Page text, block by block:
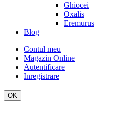
Ghiocei
Oxalis
Eremurus
Blog
Contul meu
Magazin Online
Autentificare
Inregistrare
OK